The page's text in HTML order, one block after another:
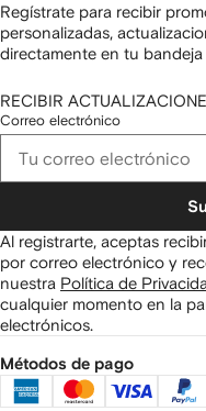
Regístrate para recibir
personalizadas,
directamente en tu bandeja
RECIBIR
Correo electrónico
Al registrarte, aceptas
por correo electrónico y
nuestra Política de
cualquier momento en la
electrónicos.
Métodos de pago